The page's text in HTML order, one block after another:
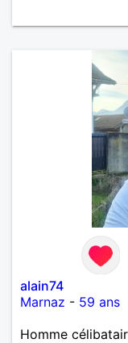
alain74
Marnaz - 59 ans
Homme